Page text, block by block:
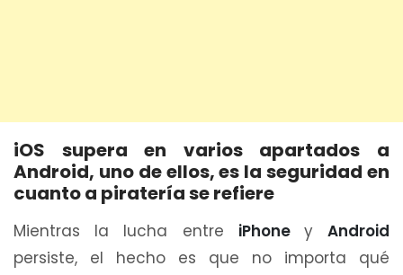
iOS supera en varios apartados a
Android, uno de ellos, es la seguridad en
cuanto a piratería se refiere
Mientras la lucha entre iPhone yAndroid
persiste, el hecho es que no importa qué